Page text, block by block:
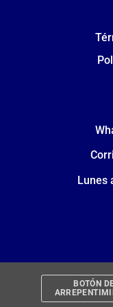
Lunes
BOTÓN